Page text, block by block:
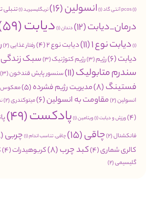
pcos(1) آنتی گاد(1) انسولین(16) تریگلیسیرید(1) تنبلی
درمان_دیابت(12) دندان(1) دیابت(59)
(1) دیابت نوع 1 (11) دیابت نوع 2 (4) رفتار غذایی(2)
دیابت(6) رژیم(3) رژیم کتوژنیک(3) سبک زندگی
سندرم متابولیک(11) سنسور پایش قندخون(3)
فستینگ(8) مدیریت رژیم فشرده(5) معکوس
انسولین(2) مقاومت به انسولین(6) میتوکندری(2)
(4)
ورزش و دیابت(1) ویتامین(1) پادکست(49)
فانکشنال(2) چاقی(15) چاقی. تناسب اندام(1) چربی(8)
کالری شماری(4) کبد چرب(8) کربوهیدرات(4)
گلیسیمی(2)